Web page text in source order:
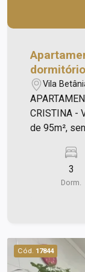
de
- Vila
Vila
APARTAMENTO À
CRISTINA - VILA
de 95m²,
office; - 01
ambientes;
repleta de
elétrica e
porcelanato;
3
Dorm.
Cód. 17844